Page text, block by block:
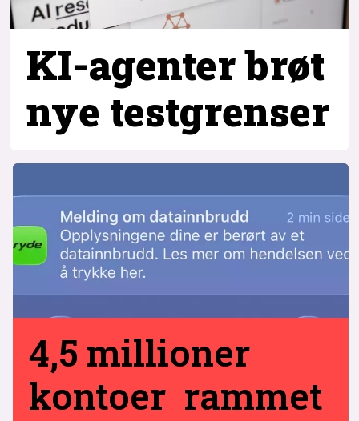
KI-agenter brøt
nye testgrenser
4,5 millioner
kontoer rammet